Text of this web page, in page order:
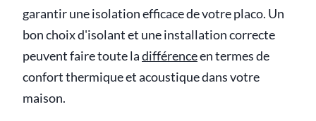
garantir une isolation efficace de votre placo. Un
bon choix d'isolant et une installation correcte
peuvent faire toute ladifférenceen termes de
confort thermique et acoustique dans votre
maison.